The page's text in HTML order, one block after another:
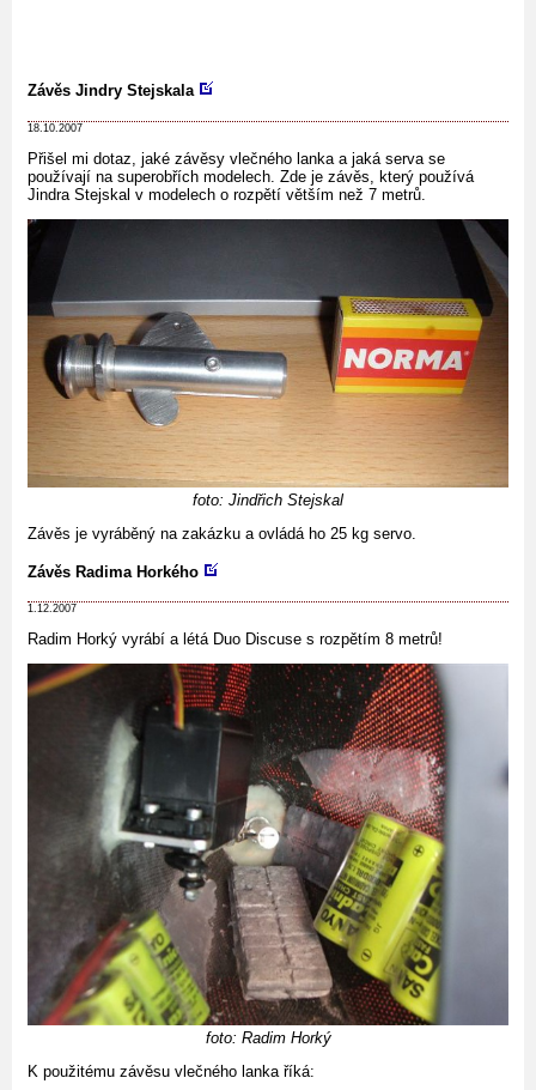
Závěs Jindry Stejskala
18.10.2007
Přišel mi dotaz, jaké závěsy vlečného lanka a jaká serva se
používají na superobřích modelech. Zde je závěs, který používá
Jindra Stejskal v modelech o rozpětí větším než 7 metrů.
foto: Jindřich Stejskal
Závěs je vyráběný na zakázku a ovládá ho 25 kg servo.
Závěs Radima Horkého
1.12.2007
Radim Horký vyrábí a létá Duo Discuse s rozpětím 8 metrů!
foto: Radim Horký
K použitému závěsu vlečného lanka říká: